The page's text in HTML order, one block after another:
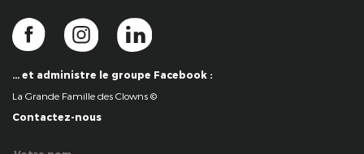
… et administre le groupe Facebook :
La Grande Famille des Clowns ©
Contactez-nous